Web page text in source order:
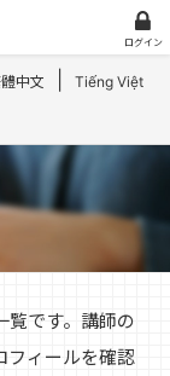
中文 Tiếng Việt
ログイン
覧です。講師の
フィールを確認